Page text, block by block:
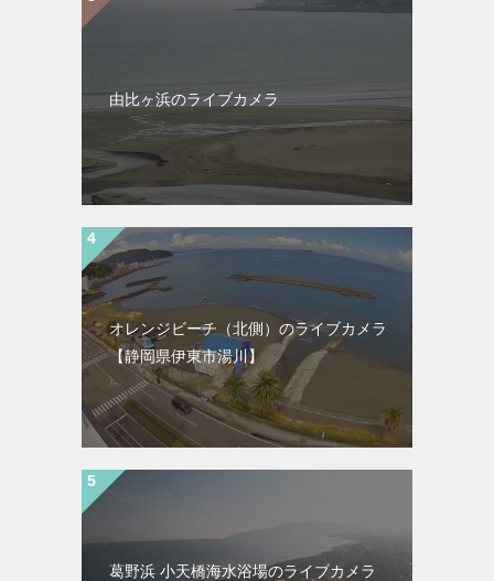
由比ヶ浜のライブカメラ
オレンジビーチ（北側）のライブカメラ
【静岡県伊東市湯川】
葛野浜 小天橋海水浴場のライブカメラ